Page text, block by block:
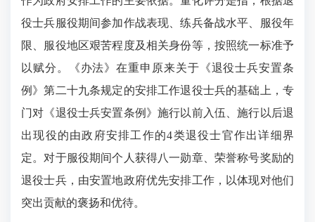
役士兵服役期间参加作战表现、练兵备战水平、服役年
限、服役地区艰苦程度及相关身份等，按照统一标准予
以赋分。《办法》在重申原来关于《退役士兵安置条
例》第二十九条规定的安排工作退役士兵的基础上，专
门对《退役士兵安置条例》施行以前入伍、施行以后退
出现役的由政府安排工作的4类退役士官作出详细界
定。对于服役期间个人获得八一勋章、荣誉称号奖励的
退役士兵，由安置地政府优先安排工作，以体现对他们
突出贡献的褒扬和优待。